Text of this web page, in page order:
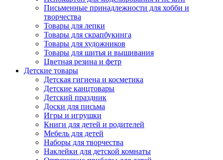
Письменные принадлежности для хобби и
творчества
Товары для лепки
Товары для скрапбукинга
Товары для художников
Товары для шитья и вышивания
Цветная резина и фетр
Детские товары
Детская гигиена и косметика
Детские канцтовары
Детский праздник
Доски для письма
Игры и игрушки
Книги для детей и родителей
Мебель для детей
Наборы для творчества
Наклейки для детской комнаты